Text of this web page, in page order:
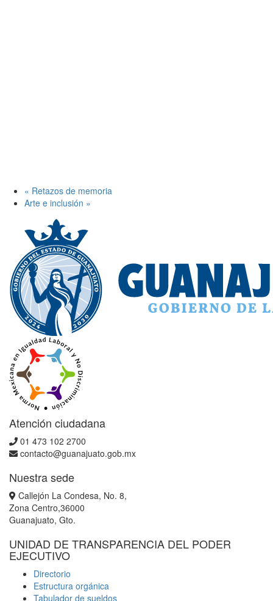
« Retazos de memoria
Arte e inclusión »
Atención ciudadana
01 473 102 2700
contacto@guanajuato.gob.mx
Nuestra sede
Callejón La Condesa, No. 8,
Zona Centro,36000
Guanajuato, Gto.
UNIDAD DE TRANSPARENCIA DEL PODER
EJECUTIVO
Directorio
Estructura orgánica
Tabulador de sueldos